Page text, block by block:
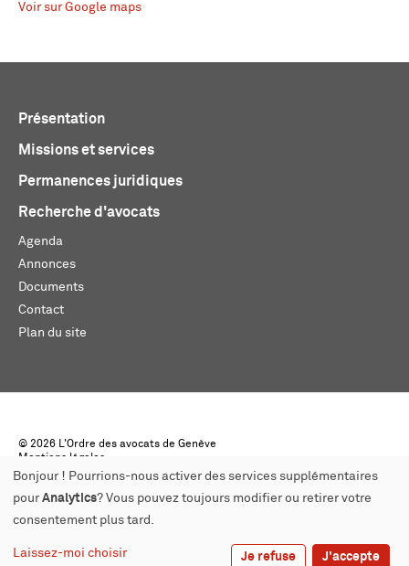
Voir sur Google maps
Présentation
Missions et services
Permanences juridiques
Recherche d'avocats
Agenda
Annonces
Documents
Contact
Plan du site
© 2026 L'Ordre des avocats de Genève
Mentions légales
Créé par monoloco
Bonjour ! Pourrions-nous activer des services supplémentaires
pour Analytics? Vous pouvez toujours modifier ou retirer votre
consentement plus tard.
Laissez-moi choisir Je refuse J'accepte